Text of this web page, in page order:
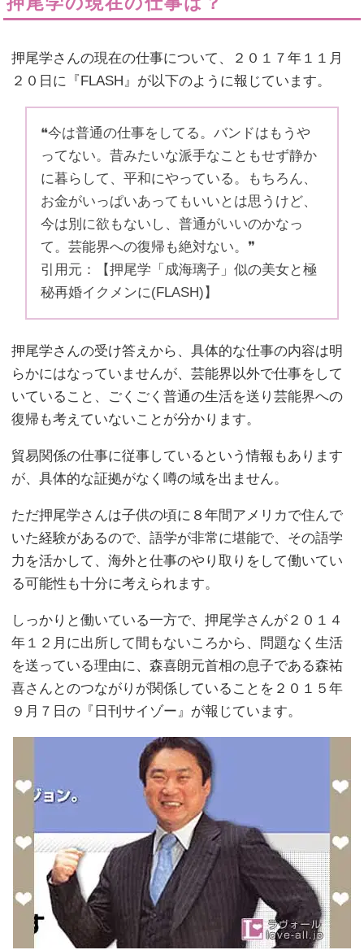
押尾学さんの現在の仕事について、２０１７年１１月
２０日に『FLASH』が以下のように報じています。
❝今は普通の仕事をしてる。バンドはもうや
ってない。昔みたいな派手なこともせず静か
に暮らして、平和にやっている。もちろん、
お金がいっぱいあってもいいとは思うけど、
今は別に欲もないし、普通がいいのかなっ
て。芸能界への復帰も絶対ない。❞
引用元：【押尾学「成海璃子」似の美女と極
秘再婚イクメンに(FLASH)】
押尾学さんの受け答えから、具体的な仕事の内容は明
らかにはなっていませんが、芸能界以外で仕事をして
いていること、ごくごく普通の生活を送り芸能界への
復帰も考えていないことが分かります。
貿易関係の仕事に従事しているという情報もあります
が、具体的な証拠がなく噂の域を出ません。
ただ押尾学さんは子供の頃に８年間アメリカで住んで
いた経験があるので、語学が非常に堪能で、その語学
力を活かして、海外と仕事のやり取りをして働いてい
る可能性も十分に考えられます。
しっかりと働いている一方で、押尾学さんが２０１４
年１２月に出所して間もないころから、問題なく生活
を送っている理由に、森喜朗元首相の息子である森祐
喜さんとのつながりが関係していることを２０１５年
９月７日の『日刊サイゾー』が報じています。